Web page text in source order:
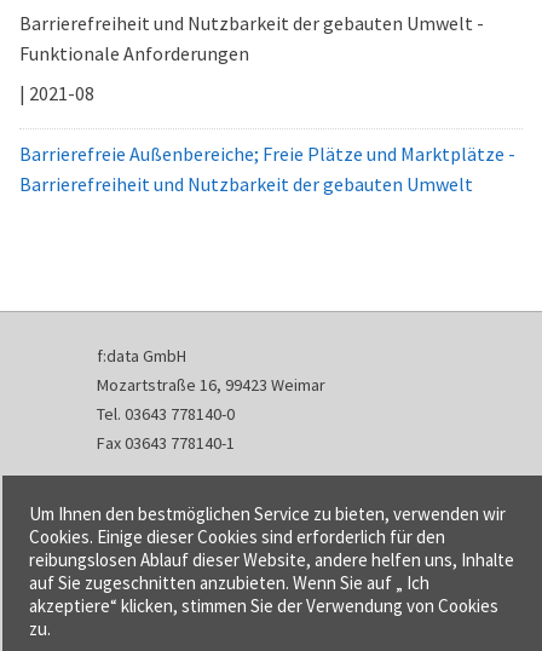
Barrierefreiheit und Nutzbarkeit der gebauten Umwelt -
Funktionale Anforderungen
| 2021-08
Barrierefreie Außenbereiche; Freie Plätze und Marktplätze -
Barrierefreiheit und Nutzbarkeit der gebauten Umwelt
f:data GmbH
Mozartstraße 16, 99423 Weimar
Tel. 03643 778140-0
Fax 03643 778140-1
info@fdata.de
Kontakt
Impressum
Datenschutzerklärung
Urheberrecht und Haftung
Um Ihnen den bestmöglichen Service zu bieten, verwenden wir
Cookies. Einige dieser Cookies sind erforderlich für den
reibungslosen Ablauf dieser Website, andere helfen uns, Inhalte
auf Sie zugeschnitten anzubieten. Wenn Sie auf „ Ich
akzeptiere“ klicken, stimmen Sie der Verwendung von Cookies
zu.